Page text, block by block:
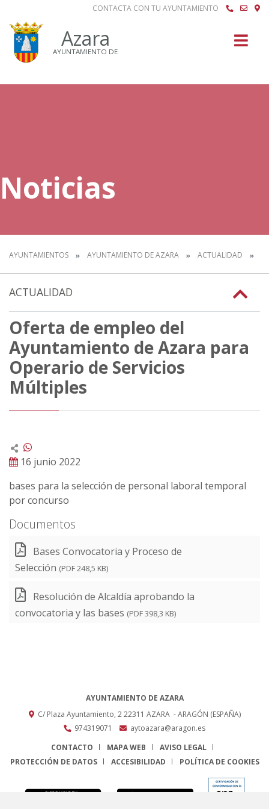
CONTACTA CON TU AYUNTAMIENTO
Azara
AYUNTAMIENTO DE
Noticias
AYUNTAMIENTOS AYUNTAMIENTO DE AZARA ACTUALIDAD
ACTUALIDAD
Oferta de empleo del
Ayuntamiento de Azara para
Operario de Servicios
Múltiples
16 junio 2022
bases para la selección de personal laboral temporal
por concurso
Documentos
Bases Convocatoria y Proceso de
Selección (PDF 248,5 KB)
Resolución de Alcaldía aprobando la
convocatoria y las bases (PDF 398,3 KB)
AYUNTAMIENTO DE AZARA
C/ Plaza Ayuntamiento, 222311 AZARA - ARAGÓN (ESPAÑA)
974319071
aytoazara@aragon.es
CONTACTO
MAPA WEB
AVISO LEGAL
PROTECCIÓN DE DATOS
ACCESIBILIDAD POLÍTICA DE COOKIES